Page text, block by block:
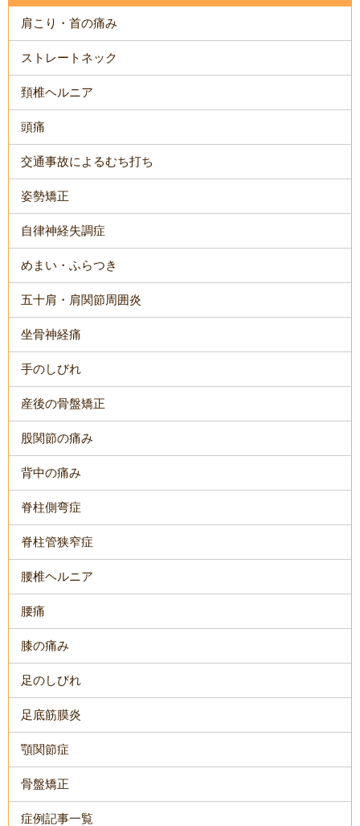
肩こり・首の痛み
ストレートネック
頚椎ヘルニア
頭痛
交通事故によるむち打ち
姿勢矯正
自律神経失調症
めまい・ふらつき
五十肩・肩関節周囲炎
坐骨神経痛
手のしびれ
産後の骨盤矯正
股関節の痛み
背中の痛み
脊柱側弯症
脊柱管狭窄症
腰椎ヘルニア
腰痛
膝の痛み
足のしびれ
足底筋膜炎
顎関節症
骨盤矯正
症例記事一覧